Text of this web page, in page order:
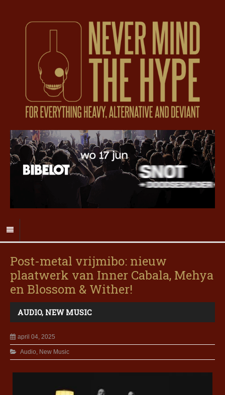
Post-metal vrijmibo: nieuw
plaatwerk van Inner Cabala, Mehya
en Blossom & Wither!
AUDIO, NEW MUSIC
april 04, 2025
Audio, New Music